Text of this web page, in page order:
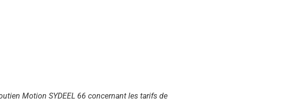
Motion SYDEEL 66 concernant les tarifs de